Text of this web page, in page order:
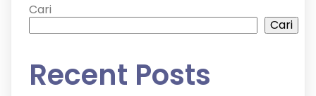
Cari
Cari
Recent Posts